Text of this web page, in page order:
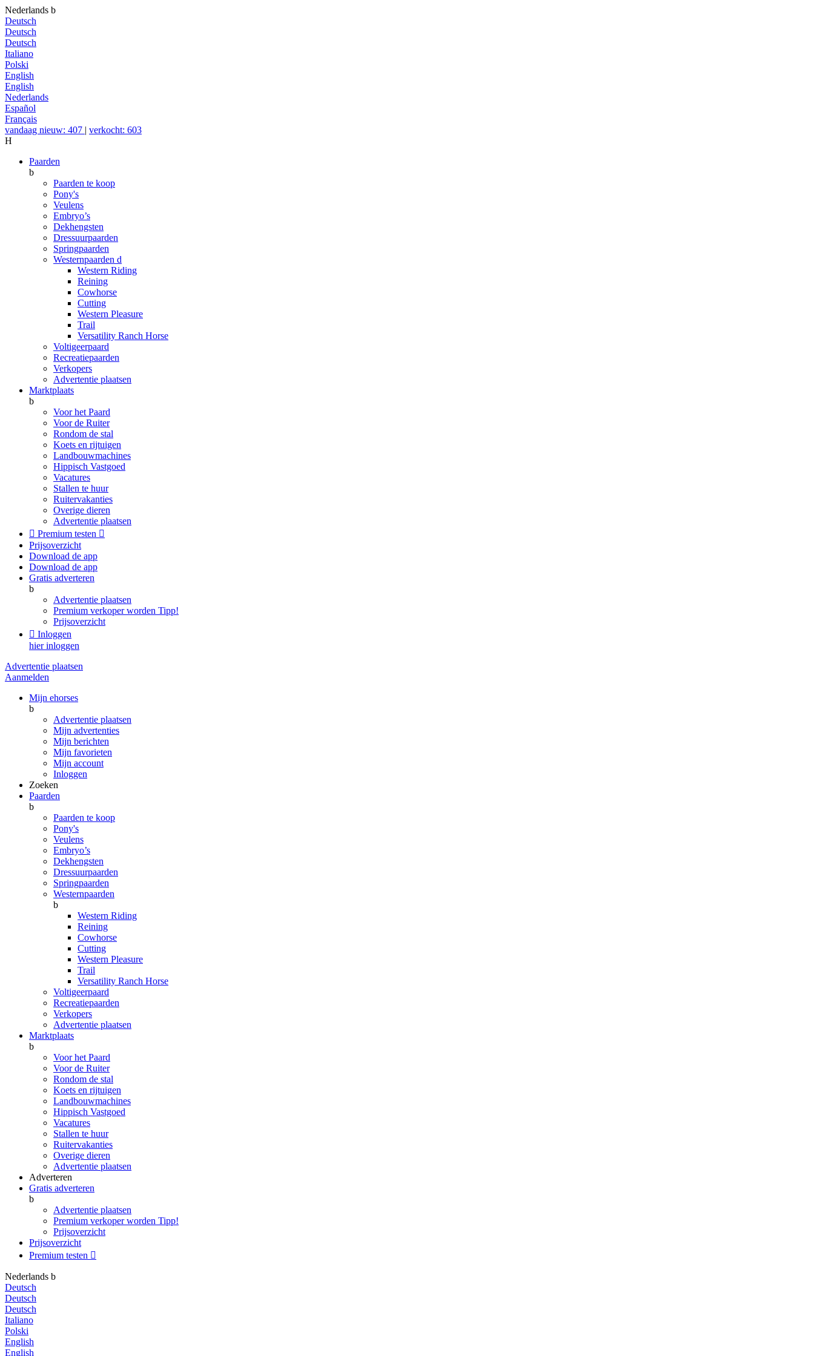
Nederlands b
Deutsch
Deutsch
Deutsch
Italiano
Polski
English
English
Nederlands
Español
Français
vandaag nieuw: 407 | verkocht: 603
H
Paarden
b
Paarden te koop
Pony's
Veulens
Embryo’s
Dekhengsten
Dressuurpaarden
Springpaarden
Westernpaarden d
Western Riding
Reining
Cowhorse
Cutting
Western Pleasure
Trail
Versatility Ranch Horse
Voltigeerpaard
Recreatiepaarden
Verkopers
Advertentie plaatsen
Marktplaats
b
Voor het Paard
Voor de Ruiter
Rondom de stal
Koets en rijtuigen
Landbouwmachines
Hippisch Vastgoed
Vacatures
Stallen te huur
Ruitervakanties
Overige dieren
Advertentie plaatsen
 Premium testen 
Prijsoverzicht
Download de app
Download de app
Gratis adverteren
b
Advertentie plaatsen
Premium verkoper worden Tipp!
Prijsoverzicht
 Inloggen
hier inloggen
Advertentie plaatsen
Aanmelden
Mijn ehorses
b
Advertentie plaatsen
Mijn advertenties
Mijn berichten
Mijn favorieten
Mijn account
Inloggen
Zoeken
Paarden
b
Paarden te koop
Pony's
Veulens
Embryo’s
Dekhengsten
Dressuurpaarden
Springpaarden
Westernpaarden
b
Western Riding
Reining
Cowhorse
Cutting
Western Pleasure
Trail
Versatility Ranch Horse
Voltigeerpaard
Recreatiepaarden
Verkopers
Advertentie plaatsen
Marktplaats
b
Voor het Paard
Voor de Ruiter
Rondom de stal
Koets en rijtuigen
Landbouwmachines
Hippisch Vastgoed
Vacatures
Stallen te huur
Ruitervakanties
Overige dieren
Advertentie plaatsen
Adverteren
Gratis adverteren
b
Advertentie plaatsen
Premium verkoper worden Tipp!
Prijsoverzicht
Prijsoverzicht
Premium testen 
Nederlands b
Deutsch
Deutsch
Deutsch
Italiano
Polski
English
English